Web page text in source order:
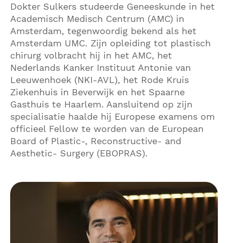
Dokter Sulkers studeerde Geneeskunde in het
Academisch Medisch Centrum (AMC) in
Amsterdam, tegenwoordig bekend als het
Amsterdam UMC. Zijn opleiding tot plastisch
chirurg volbracht hij in het AMC, het
Nederlands Kanker Instituut Antonie van
Leeuwenhoek (NKI-AVL), het Rode Kruis
Ziekenhuis in Beverwijk en het Spaarne
Gasthuis te Haarlem. Aansluitend op zijn
specialisatie haalde hij Europese examens om
officieel Fellow te worden van de European
Board of Plastic-, Reconstructive- and
Aesthetic- Surgery (EBOPRAS).